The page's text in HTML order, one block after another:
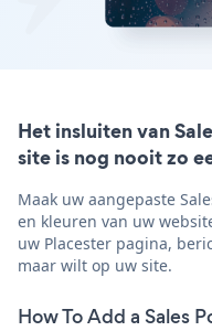
Het insluiten van
site is nog nooit zo
Maak uw aangepaste
en kleuren van uw
uw Placester pagina,
maar wilt op uw site.
How To Add a Sales